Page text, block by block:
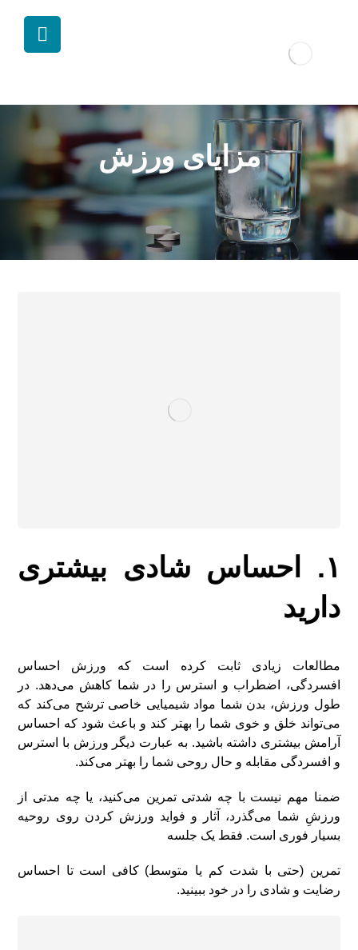
مزایای ورزش
۱. احساس شادی بیشتری
دارید
مطالعات زیادی ثابت کرده است که ورزش احساس
افسردگی، اضطراب و استرس را در شما کاهش می‌دهد. در
طول ورزش، بدن شما مواد شیمیایی خاصی ترشح می‌کند که
می‌تواند خلق و خوی شما را بهتر کند و باعث شود که احساس
آرامش بیشتری داشته باشید. به عبارت دیگر ورزش با استرس
و افسردگی مقابله و حال روحی شما را بهتر می‌کند.
ضمنا مهم نیست با چه شدتی تمرین می‌کنید، یا چه مدتی از
ورزشِ شما می‌گذرد، آثار و فواید ورزش کردن روی روحیه
بسیار فوری است. فقط یک جلسه
تمرین (حتی با شدت کم یا متوسط) کافی است تا احساس
رضایت و شادی را در خود ببینید.